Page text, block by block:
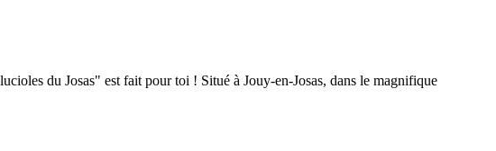
du Josas" est fait pour toi ! Situé à Jouy-en-Josas, dans le magnifique